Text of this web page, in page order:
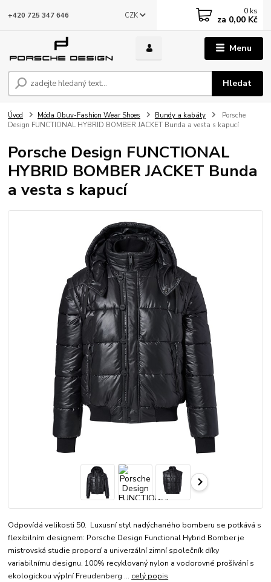
Menu
CZK
Hledat
+420 725 347 646 0 ks
za 0,00 Kč
Úvod Móda Obuv-Fashion Wear Shoes Bundy a kabáty
Porsche
Design FUNCTIONAL HYBRID BOMBER JACKET Bunda a vesta s kapucí
Porsche Design FUNCTIONAL
HYBRID BOMBER JACKET Bunda
a vesta s kapucí
Odpovídá velikosti 50. Luxusní styl nadýchaného bomberu se potkává s
flexibilním designem: Porsche Design Functional Hybrid Bomber je
mistrovská studie proporcí a univerzální zimní společník díky
variabilnímu designu. 100% recyklovaný nylon a vodorovné prošívání s
ekologickou výplní Freudenberg ... celý popis